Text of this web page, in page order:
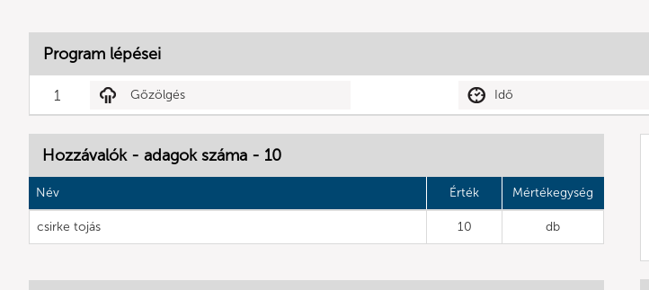
Program lépései
1 Gőzölgés Idő
Hozzávalók - adagok száma - 10
Név Érték Mértékegység
csirke tojás 10 db